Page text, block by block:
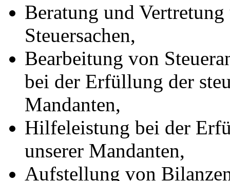
Beratung und
Steuersachen,
Bearbeitung von
bei der Erfüllung der
Mandanten,
Hilfeleistung bei der
unserer Mandanten,
Aufstellung von